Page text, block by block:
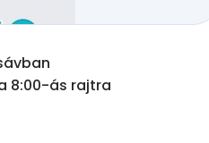
8:00-ás rajtra